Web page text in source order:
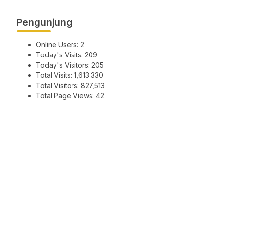
Pengunjung
Online Users: 2
Today's Visits: 209
Today's Visitors: 205
Total Visits: 1,613,330
Total Visitors: 827,513
Total Page Views: 42